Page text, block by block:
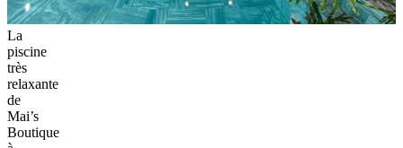
La
piscine
très
relaxante
de
Mai’s
Boutique